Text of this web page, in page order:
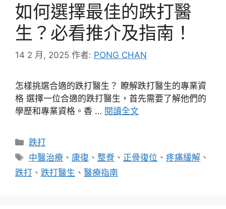
如何選擇最佳的跌打醫
生？必看推介及指南！
14 2 月, 2025 作者: PONG CHAN
怎樣挑選合適的跌打醫生？ 瞭解跌打醫生的專業資
格 選擇一位合適的跌打醫生，首先需要了解他們的
學歷和專業資格。香 … 閱讀全文
分
類
跌打
標
籤
中醫治療 、 康復 、整脊 、 正骨復位 、疼痛緩解 、
跌打 、 跌打醫生 、 醫療指南